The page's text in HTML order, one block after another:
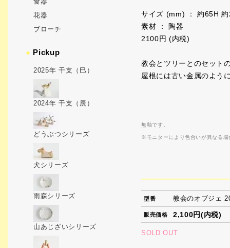
サイズ (mm) ： 約65H
素材 ： 陶器
2100円 (内税)
教会とツリーとのセット
屋根には古い金属のよう
無釉です。
※モニターにより色合いが異なる場
型番 教会のオブジェ
販売価格 2,100円(内税)
SOLD OUT
花器
ブローチ
● Pickup
2025年 干支（巳）
2024年 干支（辰）
どうぶつシリーズ
犬シリーズ
雨森シリーズ
山あじざいシリーズ